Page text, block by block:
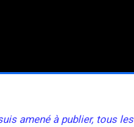
amené à publier, tous les